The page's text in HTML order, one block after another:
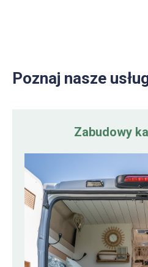
Poznaj nasze
Zabudowy